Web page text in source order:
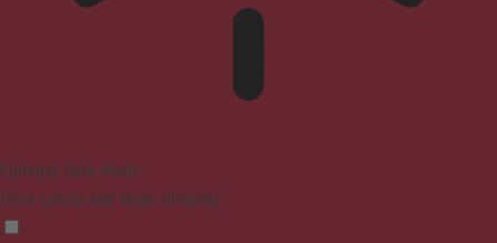
Epilepsy Safe Mode
Dims colors and stops blinking